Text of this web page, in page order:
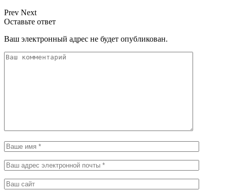
Prev Next
Оставьте ответ
Ваш электронный адрес не будет опубликован.